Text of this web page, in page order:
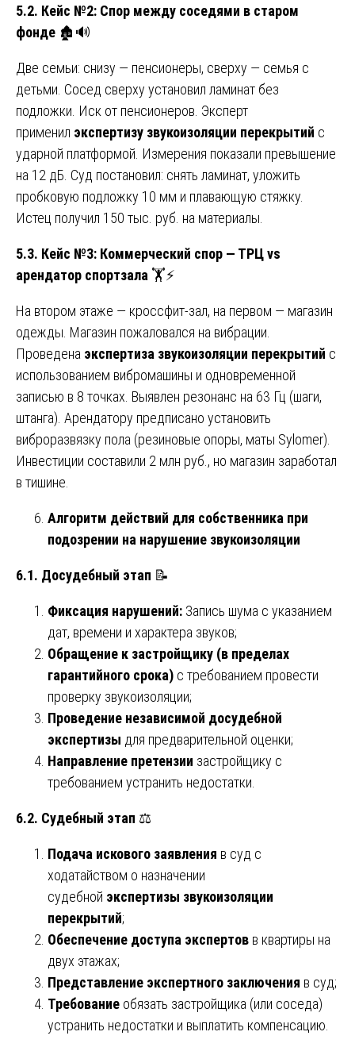
5.2. Кейс №2: Спор между соседями в старом
фонде 🏚️🔊
Две семьи: снизу — пенсионеры, сверху — семья с
детьми. Сосед сверху установил ламинат без
подложки. Иск от пенсионеров. Эксперт
применил экспертизу звукоизоляции перекрытий с
ударной платформой. Измерения показали превышение
на 12 дБ. Суд постановил: снять ламинат, уложить
пробковую подложку 10 мм и плавающую стяжку.
Истец получил 150 тыс. руб. на материалы.
5.3. Кейс №3: Коммерческий спор — ТРЦ vs
арендатор спортзала 🏋️⚡
На втором этаже — кроссфит-зал, на первом — магазин
одежды. Магазин пожаловался на вибрации.
Проведена экспертиза звукоизоляции перекрытий с
использованием вибромашины и одновременной
записью в 8 точках. Выявлен резонанс на 63 Гц (шаги,
штанга). Арендатору предписано установить
виброразвязку пола (резиновые опоры, маты Sylomer).
Инвестиции составили 2 млн руб., но магазин заработал
в тишине.
Алгоритм действий для собственника при
подозрении на нарушение звукоизоляции
6.1. Досудебный этап 📝
Фиксация нарушений: Запись шума с указанием
дат, времени и характера звуков;
Обращение к застройщику (в пределах
гарантийного срока) с требованием провести
проверку звукоизоляции;
Проведение независимой досудебной
экспертизы для предварительной оценки;
Направление претензии застройщику с
требованием устранить недостатки.
6.2. Судебный этап ⚖️
Подача искового заявления в суд с
ходатайством о назначении
судебной экспертизы звукоизоляции
перекрытий;
Обеспечение доступа экспертов в квартиры на
двух этажах;
Представление экспертного заключения в суд;
Требование обязать застройщика (или соседа)
устранить недостатки и выплатить компенсацию.